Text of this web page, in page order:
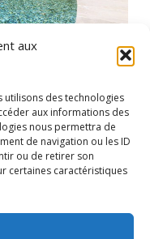
aux
utilisons des technologies
aux informations des
nous permettra de
de navigation ou les ID
ou de retirer son
certaines caractéristiques
da2agency.com